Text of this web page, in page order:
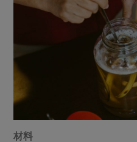
材料